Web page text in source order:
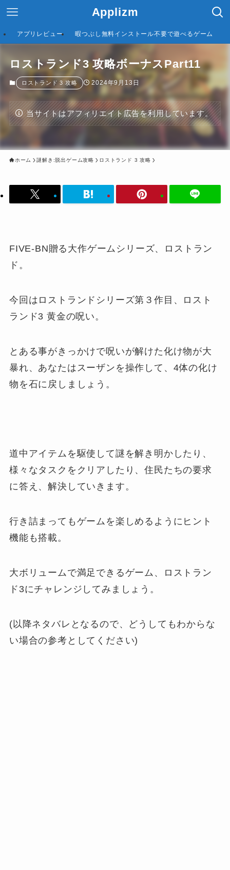
Applizm
アプリレビュー 暇つぶし無料インストール不要で遊べるゲーム
ロストランド3 攻略ボーナスPart11
ロストランド 3 攻略 2024年9月13日
当サイトはアフィリエイト広告を利用しています。
ホーム 謎解き:脱出ゲーム攻略 ロストランド 3 攻略
FIVE-BN贈る大作ゲームシリーズ、ロストラン
ド。
今回はロストランドシリーズ第３作目、ロスト
ランド3 黄金の呪い。
とある事がきっかけで呪いが解けた化け物が大
暴れ、あなたはスーザンを操作して、4体の化け
物を石に戻しましょう。
道中アイテムを駆使して謎を解き明かしたり、
様々なタスクをクリアしたり、住民たちの要求
に答え、解決していきます。
行き詰まってもゲームを楽しめるようにヒント
機能も搭載。
大ボリュームで満足できるゲーム、ロストラン
ド3にチャレンジしてみましょう。
(以降ネタバレとなるので、どうしてもわからな
い場合の参考としてください)